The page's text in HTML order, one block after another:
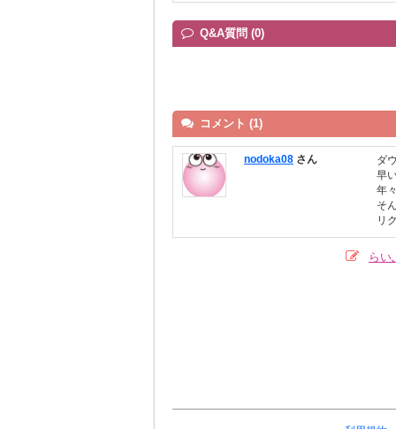
Q&A質問 (0)
コメント (1)
nodoka08 さん
ダ
早
年
そ
リ
らい